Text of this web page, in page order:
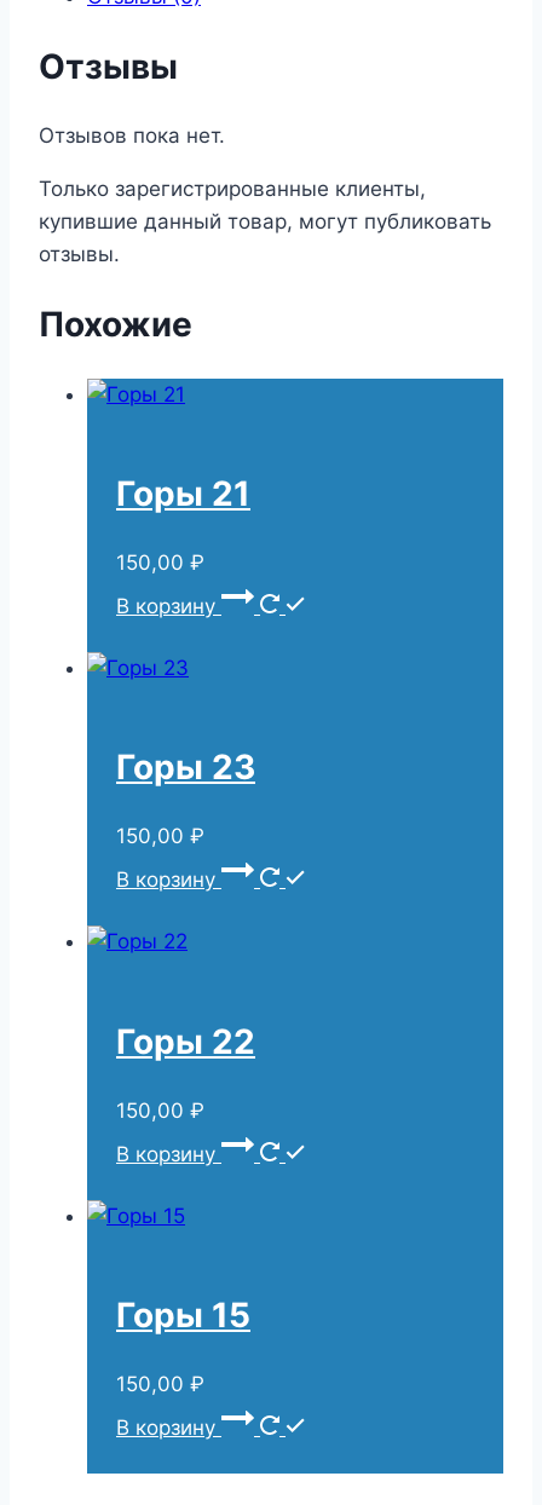
Отзывы
Отзывов пока нет.
Только зарегистрированные клиенты,
купившие данный товар, могут публиковать
отзывы.
Похожие
Горы 21
150,00 ₽
В корзину
Горы 23
150,00 ₽
В корзину
Горы 22
150,00 ₽
В корзину
Горы 15
150,00 ₽
В корзину